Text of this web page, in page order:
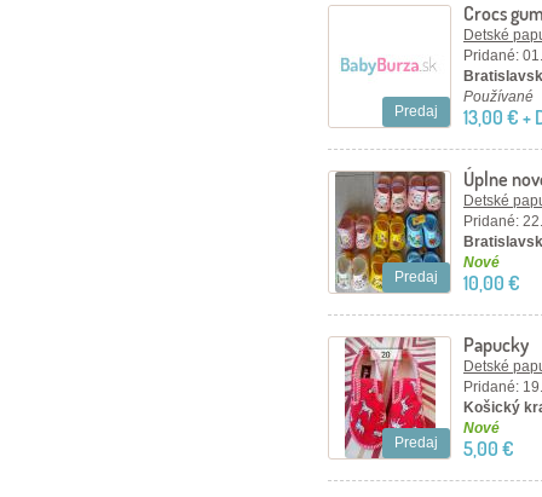
Predaj
Crocs
Detské
Pridané:
Používané
13,00 € +
Predaj
Úplne
Detské
Pridané:
Nové
10,00 €
Predaj
Papucky
Detské
Pridané:
Košický
Nové
5,00 €